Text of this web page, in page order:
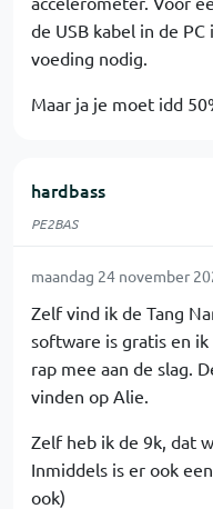
de USB kabel in de
voeding nodig.
Maar ja je moet idd
hardbass
PE2BAS
maandag 24 november
Zelf vind ik de Tang
software is gratis en
rap mee aan de slag.
vinden op Alie.
Zelf heb ik de 9k, dat
Inmiddels is er ook
ook)